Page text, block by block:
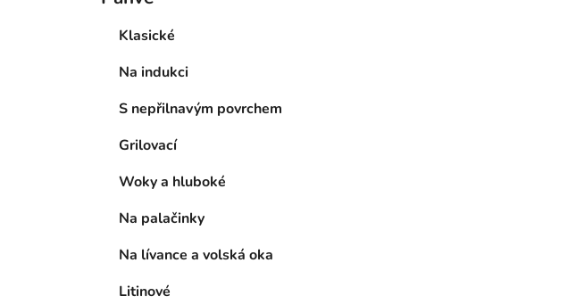
Klasické
Na indukci
S nepřilnavým povrchem
Grilovací
Woky a hluboké
Na palačinky
Na lívance a volská oka
Litinové